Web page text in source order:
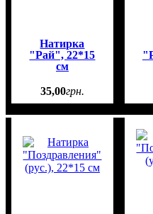
Натирка
"Рай", 22*15
см
35,00грн.